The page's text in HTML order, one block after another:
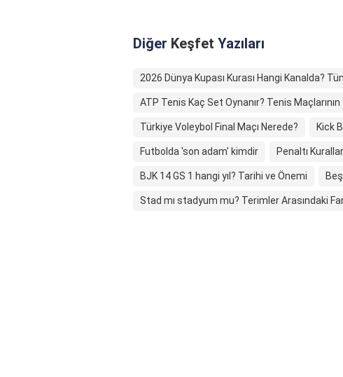
Diğer Keşfet Yazıları
2026 Dünya Kupası Kurası Hangi Kanalda?
ATP Tenis Kaç Set Oynanır? Tenis
Türkiye Voleybol Final Maçı Nerede? Kick
Futbolda 'son adam' kimdir Penaltı
BJK 14 GS 1 hangi yıl? Tarihi ve Önemi
Stad mı stadyum mu? Terimler Arasındaki